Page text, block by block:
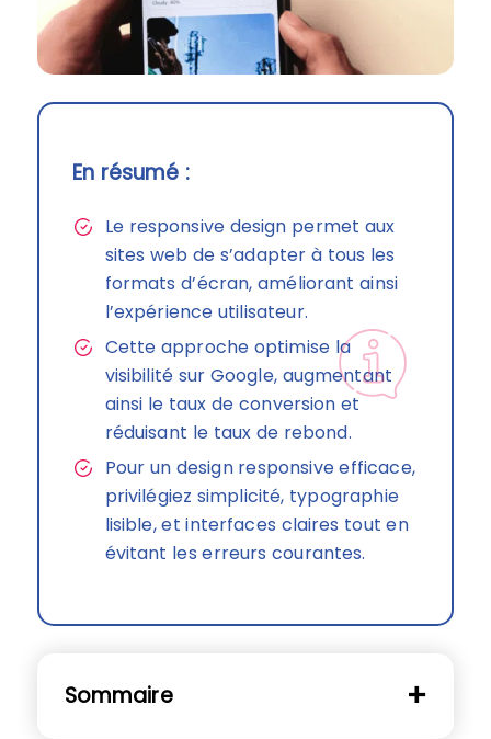
En résumé :
Le responsive design permet aux
sites web de s’adapter à tous les
formats d’écran, améliorant ainsi
l’expérience utilisateur.
Cette approche optimise la
visibilité sur Google, augmentant
ainsi le taux de conversion et
réduisant le taux de rebond.
Pour un design responsive efficace,
privilégiez simplicité, typographie
lisible, et interfaces claires tout en
évitant les erreurs courantes.
Sommaire